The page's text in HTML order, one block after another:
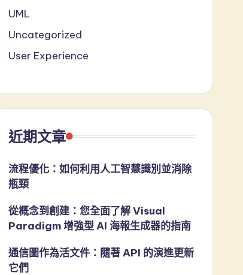
UML
Uncategorized
User Experience
近期文章
流程優化：如何利用人工智慧識別並消除
瓶頸
從概念到創建：您全面了解 Visual
Paradigm 增強型 AI 海報生成器的指南
通信圖作為活文件：隨著 API 的演進更新
它們